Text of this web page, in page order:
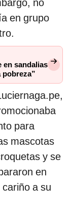
no
en grupo
en sandalias
pobreza”
para
mascotas
y se
en
a su